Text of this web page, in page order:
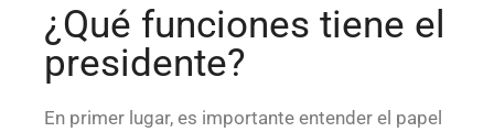
¿Qué funciones tiene el
presidente?
En primer lugar, es importante entender el papel